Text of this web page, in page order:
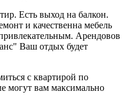
Есть выход на балкон.
и качественна мебель
Арендовов
Ваш отдых будет
с квартирой по
могут вам максимально